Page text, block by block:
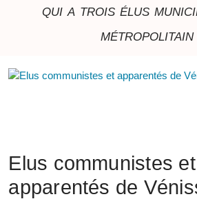
qui a trois élus
Elus communistes et
apparentés de